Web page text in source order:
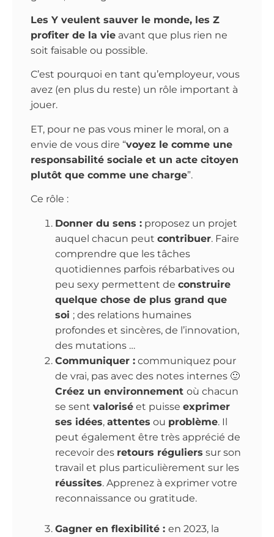
Les Y veulent sauver le monde, les Z
profiter de la vie avant que plus rien ne
soit faisable ou possible.
C’est pourquoi en tant qu’employeur, vous
avez (en plus du reste) un rôle important à
jouer.
ET, pour ne pas vous miner le moral, on a
envie de vous dire “voyez le comme une
responsabilité sociale et un acte citoyen
plutôt que comme une charge”.
Ce rôle :
Donner du sens : proposez un projet
auquel chacun peut contribuer. Faire
comprendre que les tâches
quotidiennes parfois rébarbatives ou
peu sexy permettent de construire
quelque chose de plus grand que
soi ; des relations humaines
profondes et sincères, de l’innovation,
des mutations …
Communiquer : communiquez pour
de vrai, pas avec des notes internes 🙂
Créez un environnement où chacun
se sent valorisé et puisse exprimer
ses idées, attentes ou problème. Il
peut également être très apprécié de
recevoir des retours réguliers sur son
travail et plus particulièrement sur les
réussites. Apprenez à exprimer votre
reconnaissance ou gratitude.
Gagner en flexibilité : en 2023, la